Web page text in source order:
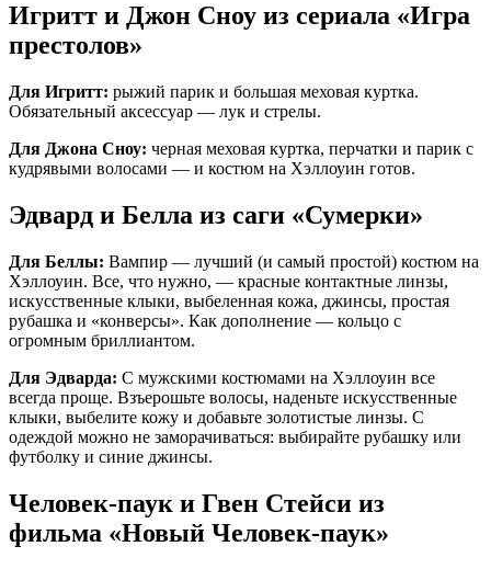
Игритт и Джон Сноу из сериала «Игра
престолов»
Для Игритт: рыжий парик и большая меховая куртка.
Обязательный аксессуар — лук и стрелы.
Для Джона Сноу: черная меховая куртка, перчатки и парик с
кудрявыми волосами — и костюм на Хэллоуин готов.
Эдвард и Белла из саги «Сумерки»
Для Беллы: Вампир — лучший (и самый простой) костюм на
Хэллоуин. Все, что нужно, — красные контактные линзы,
искусственные клыки, выбеленная кожа, джинсы, простая
рубашка и «конверсы». Как дополнение — кольцо с
огромным бриллиантом.
Для Эдварда: С мужскими костюмами на Хэллоуин все
всегда проще. Взъерошьте волосы, наденьте искусственные
клыки, выбелите кожу и добавьте золотистые линзы. С
одеждой можно не заморачиваться: выбирайте рубашку или
футболку и синие джинсы.
Человек-паук и Гвен Стейси из
фильма «Новый Человек-паук»